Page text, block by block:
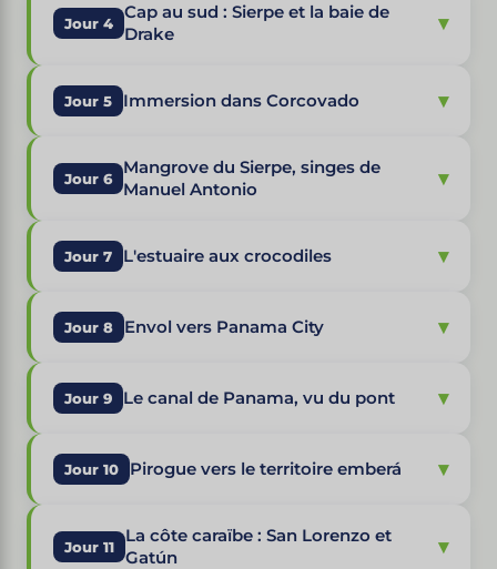
Jour 4
Cap au sud : Sierpe et la baie de
Drake
▾
Jour 5 Immersion dans Corcovado ▾
Jour 6
Mangrove du Sierpe, singes de
Manuel Antonio
▾
Jour 7 L'estuaire aux crocodiles ▾
Jour 8 Envol vers Panama City ▾
Jour 9 Le canal de Panama, vu du pont ▾
Jour 10 Pirogue vers le territoire emberá ▾
Jour 11
La côte caraïbe : San Lorenzo et
Gatún
▾